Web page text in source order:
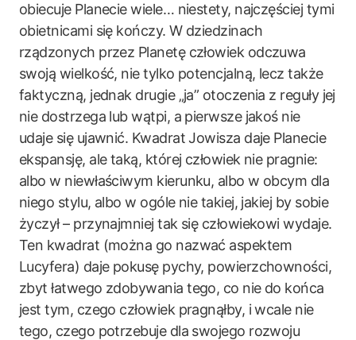
obiecuje Planecie wiele… niestety, najczęściej tymi
obietnicami się kończy. W dziedzinach
rządzonych przez Planetę człowiek odczuwa
swoją wielkość, nie tylko potencjalną, lecz także
faktyczną, jednak drugie „ja” otoczenia z reguły jej
nie dostrzega lub wątpi, a pierwsze jakoś nie
udaje się ujawnić. Kwadrat Jowisza daje Planecie
ekspansję, ale taką, której człowiek nie pragnie:
albo w niewłaściwym kierunku, albo w obcym dla
niego stylu, albo w ogóle nie takiej, jakiej by sobie
życzył – przynajmniej tak się człowiekowi wydaje.
Ten kwadrat (można go nazwać aspektem
Lucyfera) daje pokusę pychy, powierzchowności,
zbyt łatwego zdobywania tego, co nie do końca
jest tym, czego człowiek pragnąłby, i wcale nie
tego, czego potrzebuje dla swojego rozwoju